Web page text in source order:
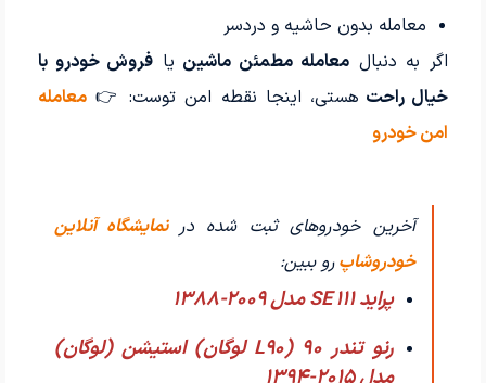
معامله بدون حاشیه و دردسر
اگر به دنبالمعامله مطمئن ماشین یا فروش خودرو با
خیال راحت هستی، اینجا نقطه امن توست: 👉معامله
امن خودرو
آخرین خودروهای ثبت شده در نمایشگاه آنلاین
خودروشاپرو ببین:
پراید 111 SE مدل 2009-1388
رنو تندر 90 (L90 لوگان) استیشن (لوگان)